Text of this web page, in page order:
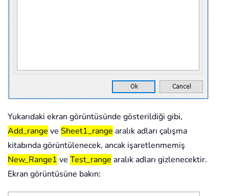
Yukarıdaki ekran görüntüsünde gösterildiği gibi,
Add_range ve Sheet1_range aralık adları çalışma
kitabında görüntülenecek, ancak işaretlenmemiş
New_Range1 ve Test_range aralık adları gizlenecektir.
Ekran görüntüsüne bakın: